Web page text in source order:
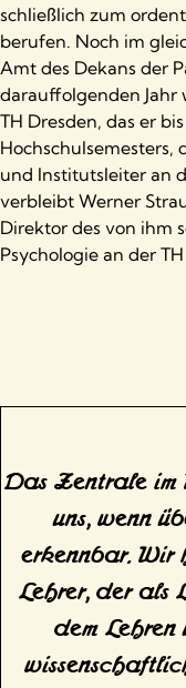
schließlich zum
berufen. Noch im
Amt des Dekans der
darauffolgenden Jahr
TH Dresden, das er
Hochschulsemesters,
und Institutsleiter an
verbleibt Werner
Direktor des von ihm
Psychologie an der
Das Zentrale im
uns, wenn
erkennbar. Wir
Lehrer, der als
dem Lehren